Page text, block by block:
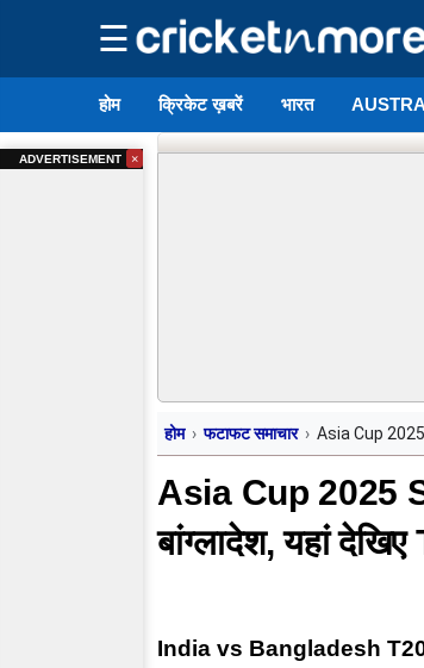
☰
होम क्रिकेट ख़बरें भारत
होम फटाफट समाचार Asia Cup 2025
Asia Cup 2025
बांग्लादेश, यहां
India vs Bangladesh T20I
ADVERTISEMENT ×